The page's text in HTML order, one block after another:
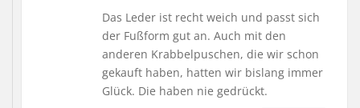
Das Leder ist recht weich und passt sich
der Fußform gut an. Auch mit den
anderen Krabbelpuschen, die wir schon
gekauft haben, hatten wir bislang immer
Glück. Die haben nie gedrückt.